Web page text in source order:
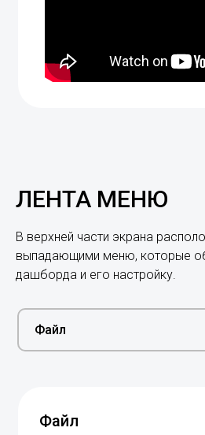
ЛЕНТА МЕНЮ
В верхней части экрана
выпадающими меню, которые
дашборда и его настройку.
Файл